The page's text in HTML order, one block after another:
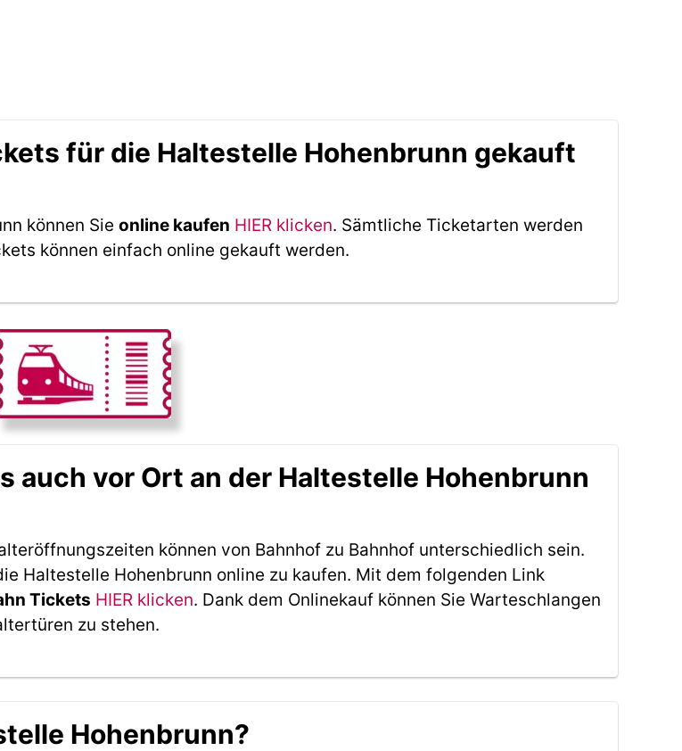
für die Haltestelle Hohenbrunn gekauft
können Sie online kaufen HIER klicken. Sämtliche Ticketarten werden
können einfach online gekauft werden.
auch vor Ort an der Haltestelle Hohenbrunn
können von Bahnhof zu Bahnhof unterschiedlich sein.
Haltestelle Hohenbrunn online zu kaufen. Mit dem folgenden Link
Tickets HIER klicken. Dank dem Onlinekauf können Sie Warteschlangen
zu stehen.
Hohenbrunn?